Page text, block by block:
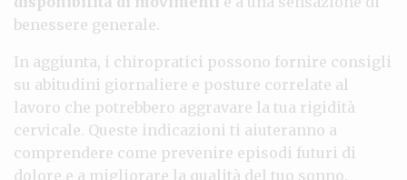
benessere generale.
In aggiunta, i chiropratici possono fornire consigli
su abitudini giornaliere e posture correlate al
lavoro che potrebbero aggravare la tua rigidità
cervicale. Queste indicazioni ti aiuteranno a
comprendere come prevenire episodi futuri di
dolore e a migliorare la qualità del tuo sonno.